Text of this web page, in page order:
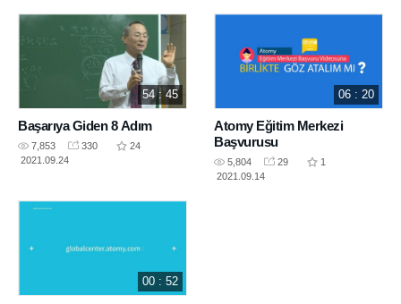
54 : 45
Başarıya Giden 8 Adım
7,853 330
24
2021.09.24
06 : 20
Atomy Eğitim Merkezi
Başvurusu
5,804 29
1
2021.09.14
00 : 52